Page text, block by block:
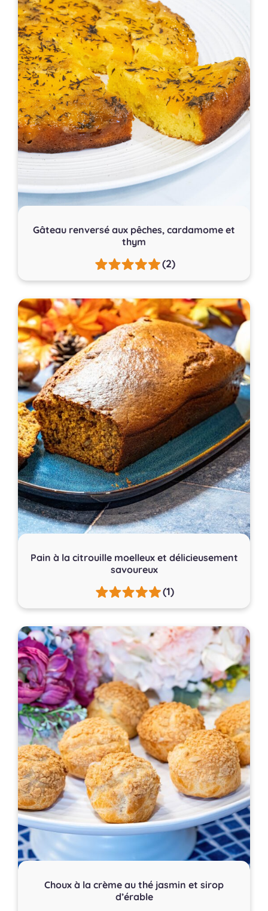
Gâteau renversé aux pêches, cardamome et
thym
(2)
Pain à la citrouille moelleux et délicieusement
savoureux
(1)
Choux à la crème au thé jasmin et sirop
d’érable